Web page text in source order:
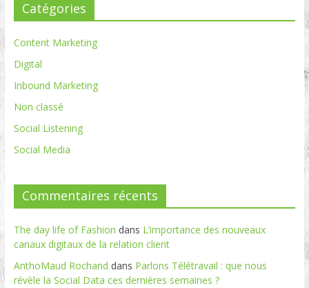
Catégories
Content Marketing
Digital
Inbound Marketing
Non classé
Social Listening
Social Media
Commentaires récents
The day life of Fashion dans L’importance des nouveaux
canaux digitaux de la relation client
AnthoMaud Rochand dans Parlons Télétravail : que nous
révèle la Social Data ces dernières semaines ?